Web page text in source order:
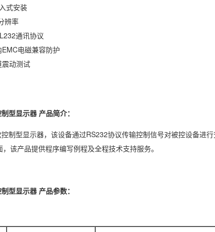
式安装
辨率
通讯协议
电磁兼容防护
动测试
型显示器 产品简介：
制型显示器，该设备通过RS232协议传输控制信号对被控设备进
该产品提供程序编写例程及全程技术支持服务。
型显示器 产品参数：